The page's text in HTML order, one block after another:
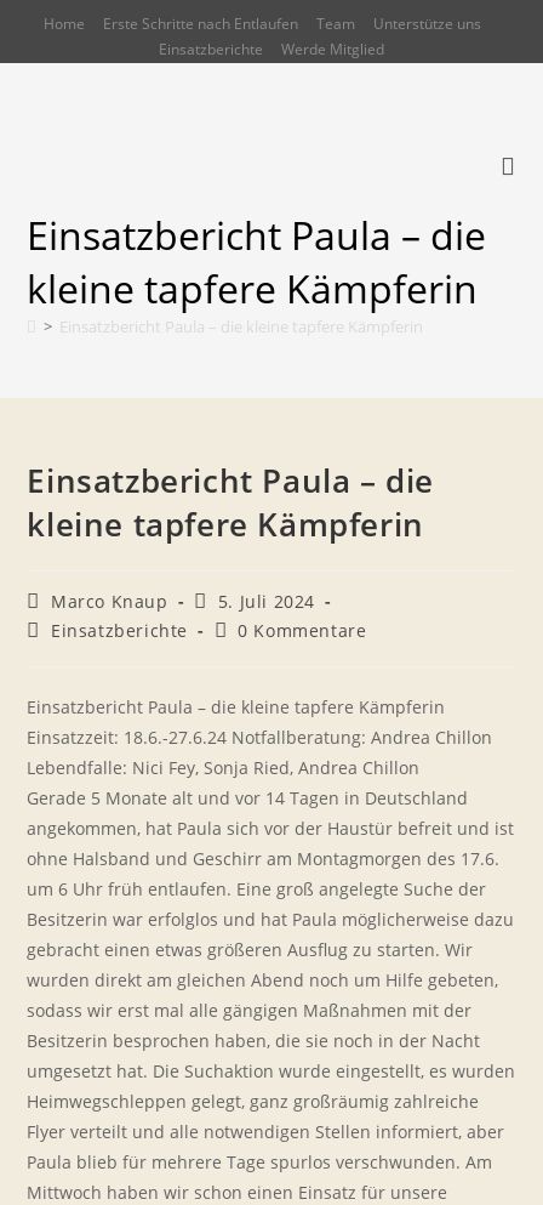
Home Erste Schritte nach Entlaufen Team
Unterstütze uns
Einsatzberichte
Werde Mitglied
Einsatzbericht Paula – die
kleine tapfere Kämpferin
> Einsatzbericht Paula – die kleine tapfere Kämpferin
Einsatzbericht Paula – die
kleine tapfere Kämpferin
Beitrags-
Autor:
Marco Knaup
Beitrag
veröffentlicht:
5. Juli 2024
Beitrags-
Einsatzberichte
Beitrags-
0 Kommentare
Einsatzbericht Paula – die kleine tapfere Kämpferin
Einsatzzeit: 18.6.-27.6.24 Notfallberatung: Andrea Chillon
Lebendfalle: Nici Fey, Sonja Ried, Andrea Chillon
Gerade 5 Monate alt und vor 14 Tagen in Deutschland
angekommen, hat Paula sich vor der Haustür befreit und ist
ohne Halsband und Geschirr am Montagmorgen des 17.6.
um 6 Uhr früh entlaufen. Eine groß angelegte Suche der
Besitzerin war erfolglos und hat Paula möglicherweise dazu
gebracht einen etwas größeren Ausflug zu starten. Wir
wurden direkt am gleichen Abend noch um Hilfe gebeten,
sodass wir erst mal alle gängigen Maßnahmen mit der
Besitzerin besprochen haben, die sie noch in der Nacht
umgesetzt hat. Die Suchaktion wurde eingestellt, es wurden
Heimwegschleppen gelegt, ganz großräumig zahlreiche
Flyer verteilt und alle notwendigen Stellen informiert, aber
Paula blieb für mehrere Tage spurlos verschwunden. Am
Mittwoch haben wir schon einen Einsatz für unsere